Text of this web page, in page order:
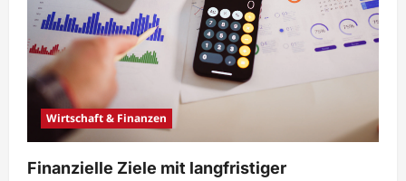
Wirtschaft & Finanzen
Finanzielle Ziele mit langfristiger